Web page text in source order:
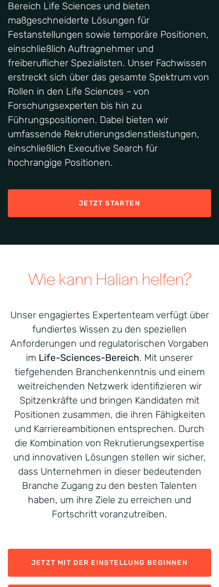
Bereich Life Sciences und bieten
maßgeschneiderte Lösungen für
Festanstellungen sowie temporäre Positionen,
einschließlich Auftragnehmer und
freiberuflicher Spezialisten. Unser Fachwissen
erstreckt sich über das gesamte Spektrum von
Rollen in den Life Sciences – von
Forschungsexperten bis hin zu
Führungspositionen. Dabei bieten wir
umfassende Rekrutierungsdienstleistungen,
einschließlich Executive Search für
hochrangige Positionen.
JETZT STARTEN
Wie kann Halian helfen?
Unser engagiertes Expertenteam verfügt über
fundiertes Wissen zu den speziellen
Anforderungen und regulatorischen Vorgaben
im Life-Sciences-Bereich. Mit unserer
tiefgehenden Branchenkenntnis und einem
weitreichenden Netzwerk identifizieren wir
Spitzenkräfte und bringen Kandidaten mit
Positionen zusammen, die ihren Fähigkeiten
und Karriereambitionen entsprechen. Durch
die Kombination von Rekrutierungsexpertise
und innovativen Lösungen stellen wir sicher,
dass Unternehmen in dieser bedeutenden
Branche Zugang zu den besten Talenten
haben, um ihre Ziele zu erreichen und
Fortschritt voranzutreiben.
JETZT MIT DER EINSTELLUNG BEGINNEN